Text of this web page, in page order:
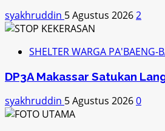
syakhruddin 5 Agustus 20262
SHELTER WARGA PA'BAENG-
DP3A Makassar Satukan
syakhruddin 5 Agustus 20260